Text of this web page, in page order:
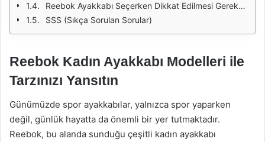
Reebok Ayakkabı Seçerken Dikkat Edilmesi Gerekenler
SSS (Sıkça Sorulan Sorular)
Reebok Kadın Ayakkabı Modelleri ile
Tarzınızı Yansıtın
Günümüzde spor ayakkabılar, yalnızca spor yaparken
değil, günlük hayatta da önemli bir yer tutmaktadır.
Reebok, bu alanda sunduğu çeşitli kadın ayakkabı